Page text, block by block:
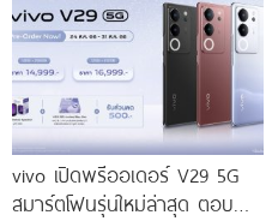
vivo เปิดพรีออเดอร์ V29 5G
สมาร์ตโฟนรุ่นใหม่ล่าสุด ตอบ